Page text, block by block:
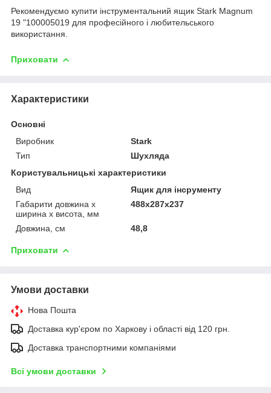
Рекомендуємо купити інструментальний ящик Stark Magnum
19 "100005019 для професійного і любительського
використання.
Приховати
Характеристики
Основні
Виробник
Stark
Тип
Шухляда
Користувальницькі характеристики
Вид
Ящик для інсрументу
Габарити довжина х
ширина х висота, мм
488х287х237
Довжина, см 48,8
Приховати
Умови доставки
Нова Пошта
Доставка кур'єром по Харкову і області від 120 грн.
Доставка транспортними компаніями
Всі умови доставки